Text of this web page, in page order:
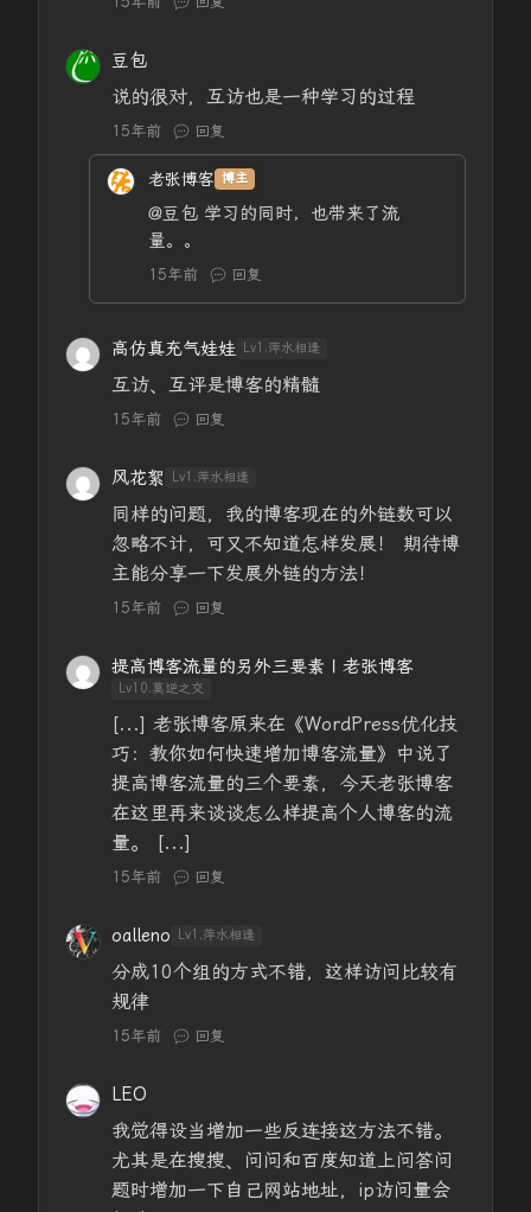
豆包
说的很对，互访也是一种学习的过程
15年前 回复
老张博客 博主
@豆包 学习的同时，也带来了流
量。。
15年前 回复
高仿真充气娃娃 Lv1.萍水相逢
互访、互评是博客的精髓
15年前 回复
风花絮 Lv1.萍水相逢
同样的问题，我的博客现在的外链数可以
忽略不计，可又不知道怎样发展！ 期待博
主能分享一下发展外链的方法！
15年前 回复
提高博客流量的另外三要素 | 老张博客
Lv10.莫逆之交
[...] 老张博客原来在《WordPress优化技
巧：教你如何快速增加博客流量》中说了
提高博客流量的三个要素，今天老张博客
在这里再来谈谈怎么样提高个人博客的流
量。 [...]
15年前 回复
oalleno Lv1.萍水相逢
分成10个组的方式不错，这样访问比较有
规律
15年前 回复
LEO
我觉得设当增加一些反连接这方法不错。
尤其是在搜搜、问问和百度知道上问答问
题时增加一下自己网站地址，ip访问量会